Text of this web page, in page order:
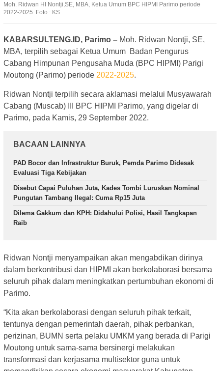
Moh. Ridwan HI Nontji,SE, MBA, Ketua Umum BPC HIPMI Parimo periode
2022-2025. Foto : KS
KABARSULTENG.ID, Parimo – Moh. Ridwan Nontji, SE,
MBA, terpilih sebagai Ketua Umum Badan Pengurus
Cabang Himpunan Pengusaha Muda (BPC HIPMI) Parigi
Moutong (Parimo) periode 2022-2025.
Ridwan Nontji terpilih secara aklamasi melalui Musyawarah
Cabang (Muscab) III BPC HIPMI Parimo, yang digelar di
Parimo, pada Kamis, 29 September 2022.
BACAAN LAINNYA
PAD Bocor dan Infrastruktur Buruk, Pemda Parimo Didesak
Evaluasi Tiga Kebijakan
Disebut Capai Puluhan Juta, Kades Tombi Luruskan Nominal
Pungutan Tambang Ilegal: Cuma Rp15 Juta
Dilema Gakkum dan KPH: Didahului Polisi, Hasil Tangkapan
Raib
Ridwan Nontji menyampaikan akan mengabdikan dirinya
dalam berkontribusi dan HIPMI akan berkolaborasi bersama
seluruh pihak dalam meningkatkan pertumbuhan ekonomi di
Parimo.
“Kita akan berkolaborasi dengan seluruh pihak terkait,
tentunya dengan pemerintah daerah, pihak perbankan,
perizinan, BUMN serta pelaku UMKM yang berada di Parigi
Moutong untuk sama-sama bersinergi melakukan
transformasi dan kerjasama multisektor guna untuk